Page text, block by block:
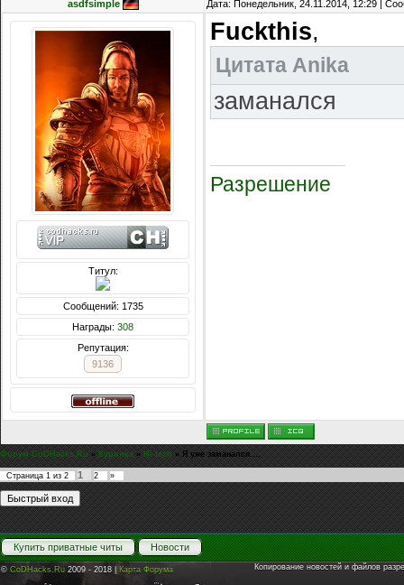
asdfsimple Дата: Понедельник, 24.11.2014, 12:29 |
Титул:
Сообщений: 1735
Награды: 308
Репутация:
9136
Fuckthis,
Цитата Anika
заманался
Разрешение
Форум CoDHacks.Ru » Курилка » Hi-tech » Я уже заманался....
Страница 1 из 2 1 2 »
Купить приватные читы Новости
© CoDHacks.Ru 2009 - 2018 | Карта Форума Копирование новостей и файлов